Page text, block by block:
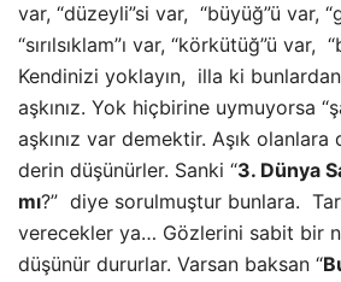
var, “düzeyli”si var, “büyüğ”ü var,
“sırılsıklam”ı var, “körkütüğ”ü var,
Kendinizi yoklayın, illa ki
aşkınız. Yok hiçbirine uymuyorsa
aşkınız var demektir. Aşık olanlara
derin düşünürler. Sanki “3. Dünya
mı?” diye sorulmuştur bunlara.
verecekler ya… Gözlerini sabit bir
düşünür dururlar. Varsan baksan “